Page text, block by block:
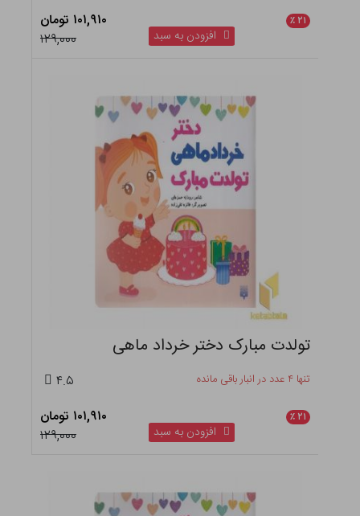
۲۱ ٪
۱۰۱,۹۱۰ تومان
۱۲۹,۰۰۰
افزودن به سبد
تولدت مبارک دختر خرداد ماهی
تنها ۴ عدد در انبار باقی مانده ۴.۵
۲۱ ٪
۱۰۱,۹۱۰ تومان
۱۲۹,۰۰۰
افزودن به سبد